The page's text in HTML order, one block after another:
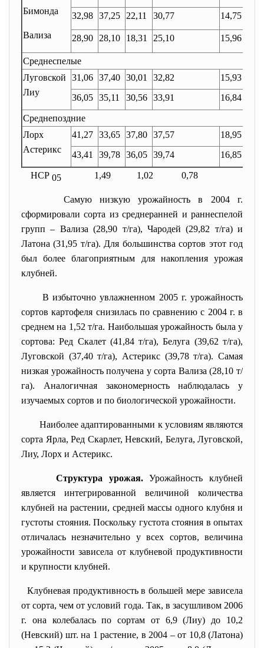
Бимонда
Вализа
32,98 37,25 22,11 30,77 14,75
28,90 28,10 18,31 25,10 15,96
Среднеспелые
Луговской
Лиу
31,06 37,40 30,01 32,82
15,93
36,05 35,11 30,56 33,91 16,84
Среднепоздние
Лорх
Астерикс
41,27 33,65 37,80 37,57
18,95
43,41
39,78 36,05 39,74 16,85
НСР 05 1,49 1,02 0,78
Самую низкую урожайность в 2004 г.
сформировали сорта из среднеранней и раннеспелой
групп – Вализа (28,90 т/га), Чародей (29,82 т/га) и
Латона (31,95 т/га). Для большинства сортов этот год
был более благоприятным для накопления урожая
клубней.
В избыточно увлажненном 2005 г. урожайность
сортов картофеля снизилась по сравнению с 2004 г. в
среднем на 1,52 т/га. Наибольшая урожайность была у
сортова: Ред Скалет (41,84 т/га), Белуга (39,62 т/га),
Луговской (37,40 т/га), Астерикс (39,78 т/га). Самая
низкая урожайность получена у сорта Вализа (28,10 т/
га). Аналогичная закономерность наблюдалась у
изучаемых сортов и по биологической урожайности.
Наиболее адаптированными к условиям являются
сорта Ярла, Ред Скарлет, Невский, Белуга, Луговской,
Лиу, Лорх и Астерикс.
Структура урожая.Урожайность клубней
является интегрированной величиной количества
клубней на растении, средней массы одного клубня и
густоты стояния. Поскольку густота стояния в опытах
отличалась незначительно у всех сортов, величина
урожайности зависела от клубневой продуктивности
и крупности клубней.
Клубневая продуктивность в большей мере зависела
от сорта, чем от условий года. Так, в засушливом 2006
г. она колебалась по сортам от 6,9 (Лиу) до 10,2
(Невский) шт. на 1 растение, в 2004 – от 10,8 (Латона)